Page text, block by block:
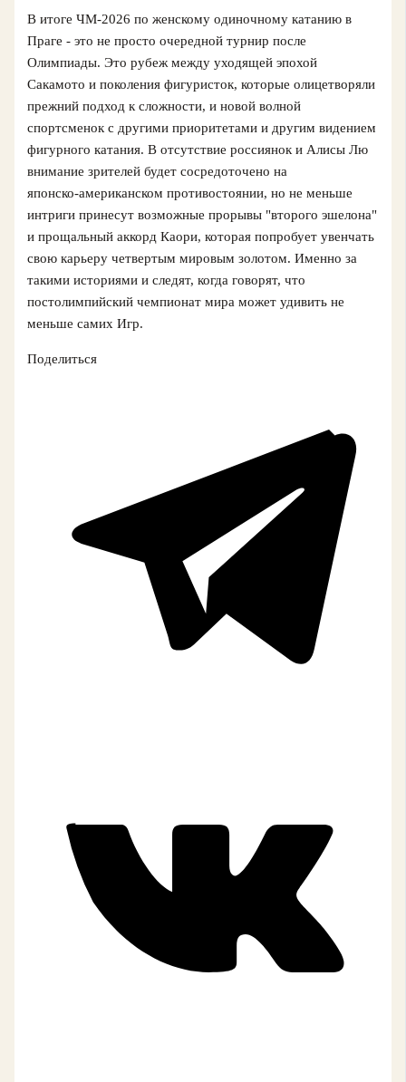
В итоге ЧМ‑2026 по женскому одиночному катанию в
Праге - это не просто очередной турнир после
Олимпиады. Это рубеж между уходящей эпохой
Сакамото и поколения фигуристок, которые олицетворяли
прежний подход к сложности, и новой волной
спортсменок с другими приоритетами и другим видением
фигурного катания. В отсутствие россиянок и Алисы Лю
внимание зрителей будет сосредоточено на
японско‑американском противостоянии, но не меньше
интриги принесут возможные прорывы "второго эшелона"
и прощальный аккорд Каори, которая попробует увенчать
свою карьеру четвертым мировым золотом. Именно за
такими историями и следят, когда говорят, что
постолимпийский чемпионат мира может удивить не
меньше самих Игр.
Поделиться